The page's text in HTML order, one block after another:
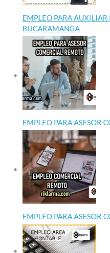
EMPLEO PARA AUXILIAR
BUCARAMANGA
EMPLEO PARA ASESOR
EMPLEO PARA ASESOR